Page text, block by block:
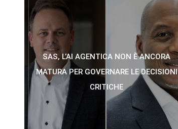
SAS, L’AI AGENTICA NON È ANCORA
MATURA PER GOVERNARE LE DECISIONI
CRITICHE